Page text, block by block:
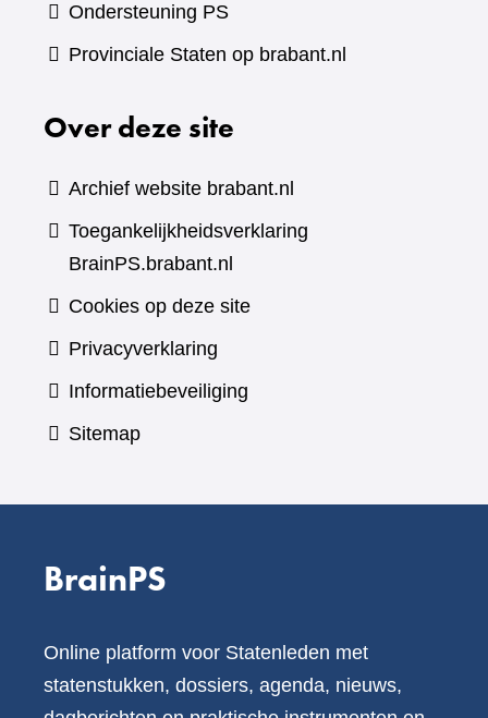
Ondersteuning PS
Provinciale Staten op brabant.nl
Over deze site
Archief website brabant.nl
Toegankelijkheidsverklaring
BrainPS.brabant.nl
Cookies op deze site
Privacyverklaring
Informatiebeveiliging
Sitemap
BrainPS
Online platform voor Statenleden met
statenstukken, dossiers, agenda, nieuws,